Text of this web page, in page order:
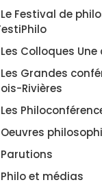
Le Festival de
Les Colloques
Les Grandes
Rivières
Les
Oeuvres
Parutions
Philo et médias